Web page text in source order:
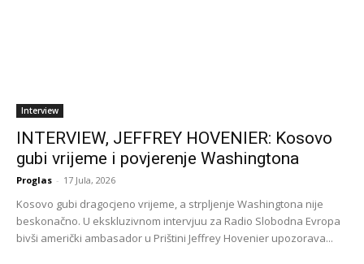
Interview
INTERVIEW, JEFFREY HOVENIER: Kosovo
gubi vrijeme i povjerenje Washingtona
Proglas - 17 Jula, 2026
Kosovo gubi dragocjeno vrijeme, a strpljenje Washingtona nije
beskonačno. U ekskluzivnom intervjuu za Radio Slobodna Evropa
bivši američki ambasador u Prištini Jeffrey Hovenier upozorava...